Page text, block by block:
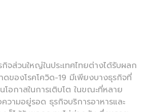
จส่วนใหญ่ในประเทศไทยต่างได้รับผลก
ดของโรคโควิด-19 มีเพียงบางธุรกิจที่
โอกาสในการเติบโต ในขณะที่หลาย
วามอยู่รอด ธุรกิจบริการอาหารและ